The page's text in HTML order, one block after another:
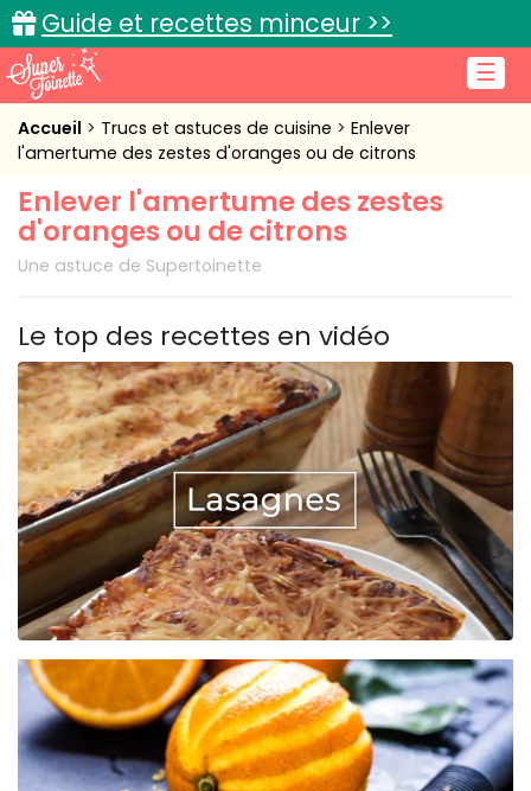
☰
Guide et recettes minceur >>
Accueil
Cuisine pratique
Connexion
Accueil Trucs et astuces de cuisine
Enlever
l'amertume des zestes d'oranges ou de citrons
Enlever l'amertume des zestes
d'oranges ou de citrons
Une astuce de Supertoinette
Le top des recettes en vidéo